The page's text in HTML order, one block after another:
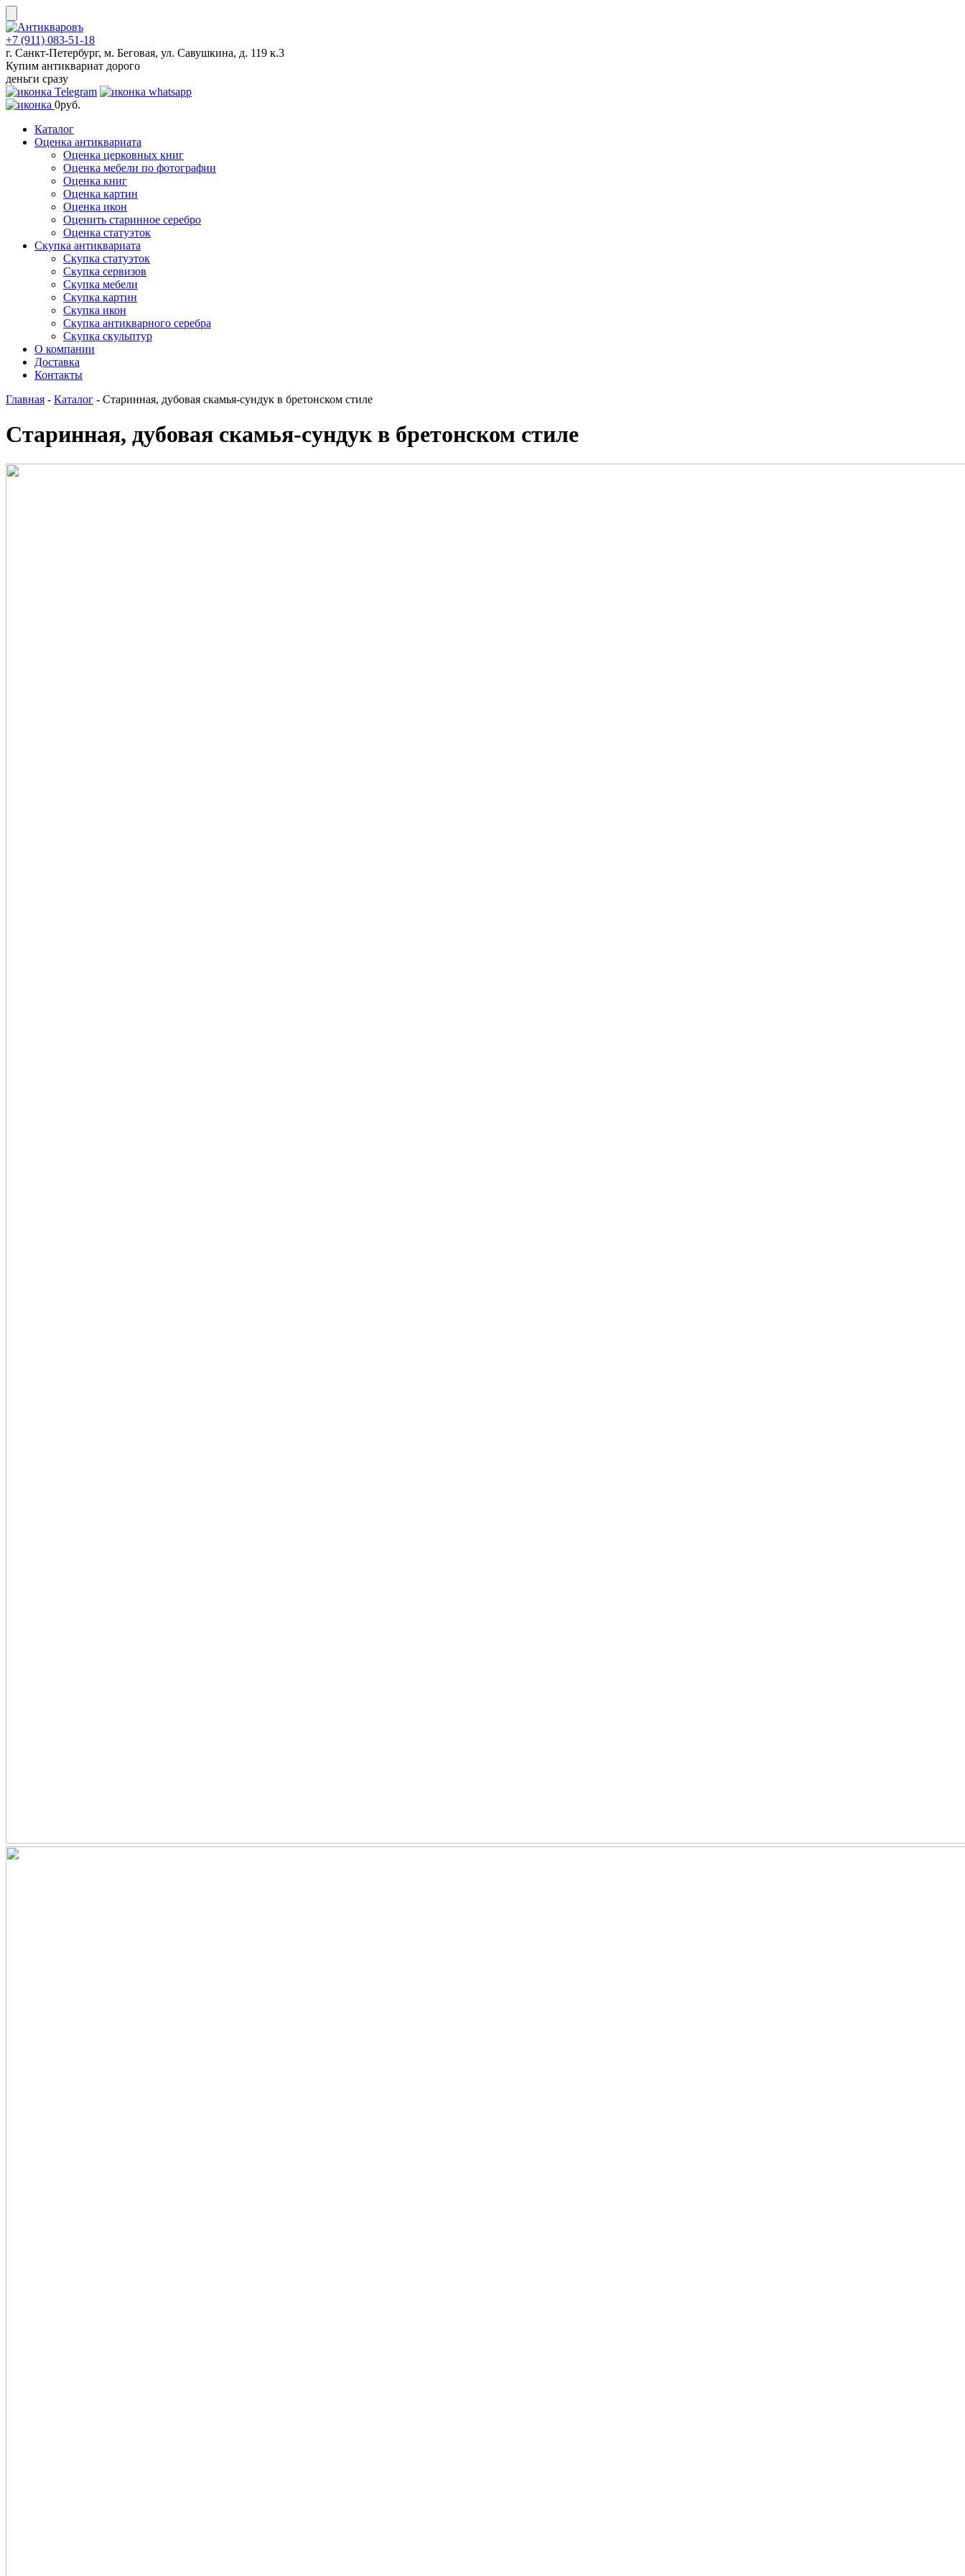
Skip
to
content
+7 (911) 083-51-18
г. Санкт-Петербург, м. Беговая, ул. Савушкина, д. 119 к.3
Купим антиквариат дорого
деньги сразу
0руб.
Каталог
Оценка антиквариата
Оценка церковных книг
Оценка мебели по фотографии
Оценка книг
Оценка картин
Оценка икон
Оценить старинное серебро
Оценка статуэток
Скупка антиквариата
Скупка статуэток
Скупка сервизов
Скупка мебели
Скупка картин
Скупка икон
Скупка антикварного серебра
Скупка скульптур
О компании
Доставка
Контакты
Главная - Каталог - Старинная, дубовая скамья-сундук в бретонском стиле
Старинная, дубовая скамья-сундук в бретонском стиле